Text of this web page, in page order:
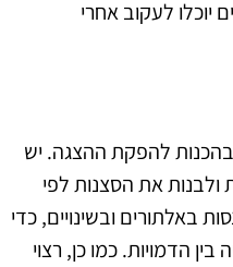
לעקוב אחרי
בהכנות להפקת ההצגה. יש
ולבנות את הסצנות לפי
באלתורים ובשינויים, כדי
הדמויות. כמו כן, רצוי